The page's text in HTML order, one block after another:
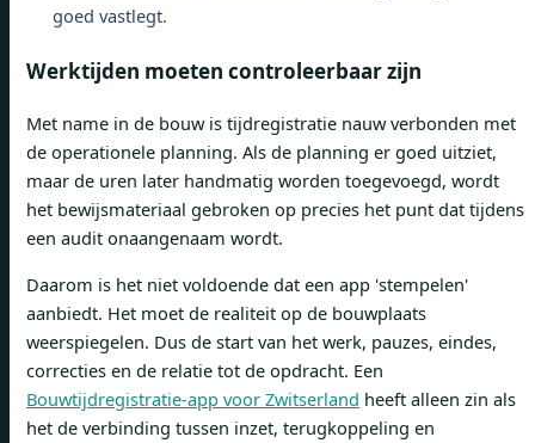
goed vastlegt.
Werktijden moeten controleerbaar zijn
Met name in de bouw is tijdregistratie nauw verbonden met
de operationele planning. Als de planning er goed uitziet,
maar de uren later handmatig worden toegevoegd, wordt
het bewijsmateriaal gebroken op precies het punt dat tijdens
een audit onaangenaam wordt.
Daarom is het niet voldoende dat een app 'stempelen'
aanbiedt. Het moet de realiteit op de bouwplaats
weerspiegelen. Dus de start van het werk, pauzes, eindes,
correcties en de relatie tot de opdracht. Een
Bouwtijdregistratie-app voor Zwitserland heeft alleen zin als
het de verbinding tussen inzet, terugkoppeling en